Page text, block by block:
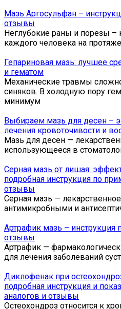
Мазь Аргосульфан –
отзывы
Неглубокие раны и порезы –
каждого человека на
Гепариновая мазь: лучшее
и гематом
Механические травмы
синяков. В холодную пору
минимум
Выбираем мазь для десен –
лечения кровоточивости и
Мазь для десен —
использующееся в
Серная мазь от лишая:
подробная инструкция по
отзывы
Серная мазь —
антимикробными и
Артрафик мазь – инструкция
отзывы
Артрафик —
для лечения заболеваний
Диклофенак при
подробная инструкция и
аналогов и отзывы
Остеохондроз относится к